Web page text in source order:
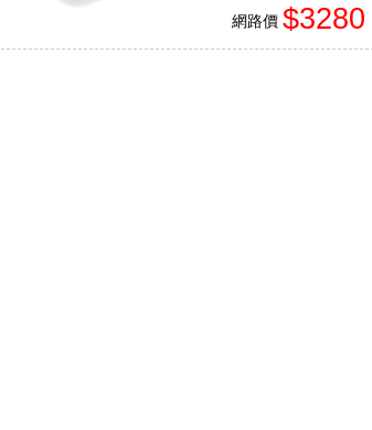
網路價 $3280